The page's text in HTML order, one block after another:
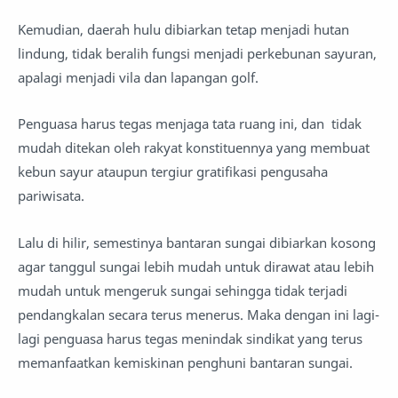
Kemudian, daerah hulu dibiarkan tetap menjadi hutan
lindung, tidak beralih fungsi menjadi perkebunan sayuran,
apalagi menjadi vila dan lapangan golf.
Penguasa harus tegas menjaga tata ruang ini, dan tidak
mudah ditekan oleh rakyat konstituennya yang membuat
kebun sayur ataupun tergiur gratifikasi pengusaha
pariwisata.
Lalu di hilir, semestinya bantaran sungai dibiarkan kosong
agar tanggul sungai lebih mudah untuk dirawat atau lebih
mudah untuk mengeruk sungai sehingga tidak terjadi
pendangkalan secara terus menerus. Maka dengan ini lagi-
lagi penguasa harus tegas menindak sindikat yang terus
memanfaatkan kemiskinan penghuni bantaran sungai.